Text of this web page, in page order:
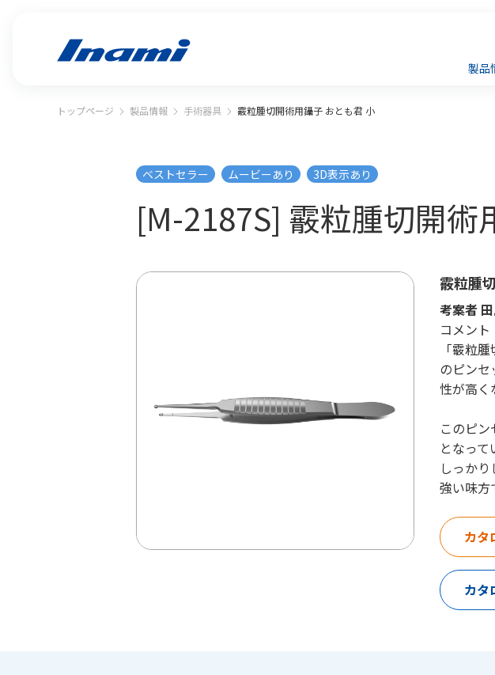
製品
トップページ 製品情報 手術器具 霰粒腫切開術用鑷子 おとも君 小
ベストセラー ムービーあり 3D表示あり
[M-2187S] 霰粒腫切開術
霰粒腫
考案者
コメント
「霰粒
のピン
性が高く
このピ
となっ
しっか
強い味方
カタ
カタ